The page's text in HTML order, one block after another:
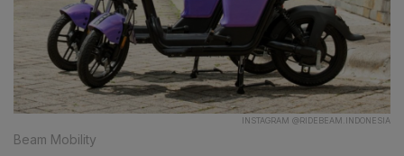
INSTAGRAM @RIDEBEAM.INDONESIA
Beam Mobility